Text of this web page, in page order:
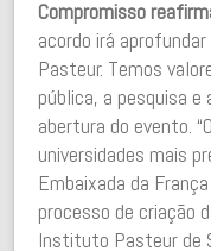
Compromisso
acordo irá
Pasteur. Temos
pública, a pesquisa
abertura do evento.
universidades mais
Embaixada da
processo de criação
Instituto Pasteur de